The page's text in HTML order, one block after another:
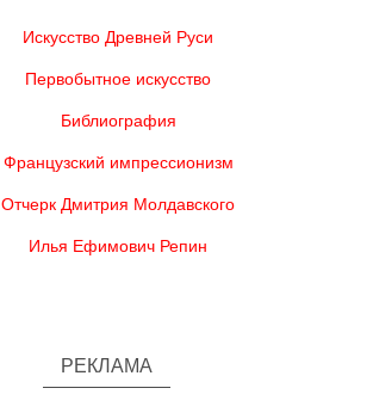
Искусство Древней Руси
Первобытное искусство
Библиография
Французский импрессионизм
Отчерк Дмитрия Молдавского
Илья Ефимович Репин
РЕКЛАМА